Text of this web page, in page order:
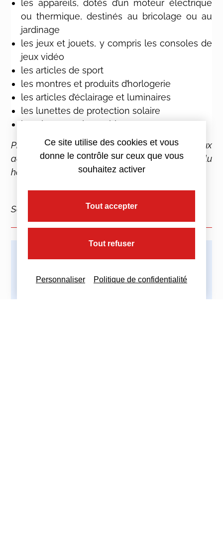
les appareils, dotés d’un moteur électrique
ou thermique, destinés au bricolage ou au
jardinage
les jeux et jouets, y compris les consoles de
jeux vidéo
les articles de sport
les montres et produits d’horlogerie
les articles d’éclairage et luminaires
les lunettes de protection solaire
les éléments d’ameublement
Précision : cette obligation ne s’applique pas aux
achats effectués dans le cadre d’un contrat conclu
hors établissement ou à distance.
Source : Décret n° 2021-609 du 18 mai 2021
Ce site utilise des cookies et vous
donne le contrôle sur ceux que vous
souhaitez activer
Tout accepter
Tout refuser
Personnaliser Politique de confidentialité